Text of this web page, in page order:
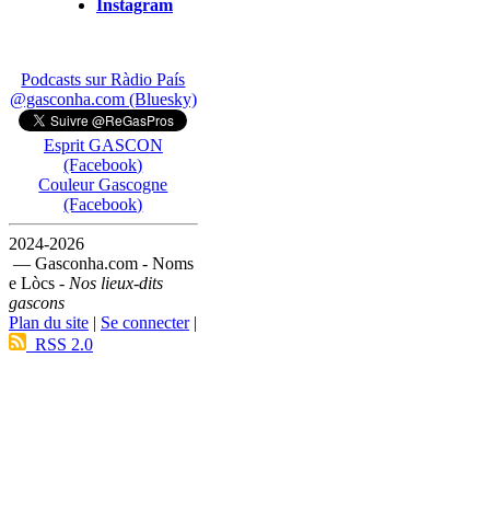
Instagram
Podcasts sur Ràdio País
@gasconha.com (Bluesky)
Esprit GASCON
(Facebook)
Couleur Gascogne
(Facebook)
2024-2026
— Gasconha.com - Noms
e Lòcs - Nos lieux-dits
gascons
Plan du site | Se connecter|
RSS 2.0